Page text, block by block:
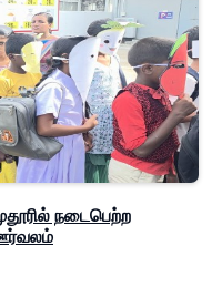
நடைபெற்ற
ஊர்வலம்